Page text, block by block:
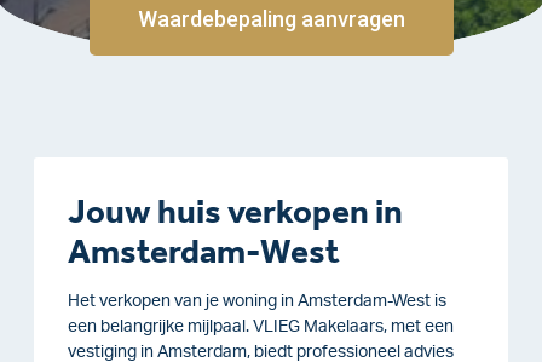
Waardebepaling aanvragen
Jouw huis verkopen in
Amsterdam-West
Het verkopen van je woning in Amsterdam-West is
een belangrijke mijlpaal. VLIEG Makelaars, met een
vestiging in Amsterdam, biedt professioneel advies